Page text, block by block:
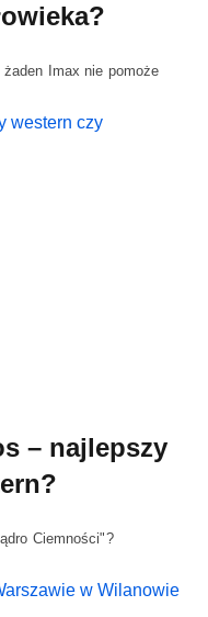
Imax nie pomoże
– najlepszy
Ciemności"?